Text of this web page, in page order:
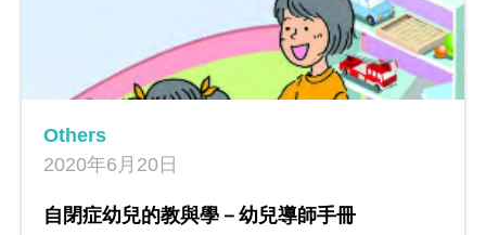
Others
2020年6月20日
自閉症幼兒的教與學－幼兒導師手冊